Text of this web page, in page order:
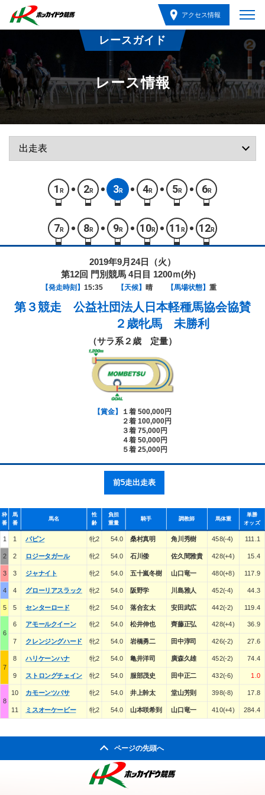
アクセス情報
レースガイド
レース情報
1 R 2R 3R 4R 5R 6R
7 R 8R 9R 10R 11 R 12R
2019年9月24日（火）
第12回 門別競馬 4日目 1200ｍ(外)
【発走時刻】 15:35 【天候】 晴 【馬場状態】 重
第３競走 公益社団法人日本軽種馬協会協賛
２歳牝馬 未勝利
（サラ系２歳 定量）
【賞金】
１着 500,000円
２着 100,000円
３着 75,000円
４着 50,000円
５着 25,000円
前5走出走表
枠
番
馬
番
馬名
性
齢
負担
重量
騎手 調教師 馬体重
単勝
オッズ
1 1 パピン 牝2 54.0 桑村真明 角川秀樹 458(-4) 111.1
2 2 ロジータガール 牝2 54.0 石川倭 佐久間雅貴 428(+4) 15.4
3 3 ジャナイト 牝2 54.0 五十嵐冬樹 山口竜一 480(+8) 117.9
4 4 グローリアスラック 牝2 54.0 阪野学 川島雅人 452(-4) 44.3
5 5 センターロード 牝2 54.0 落合玄太 安田武広 442(-2) 119.4
6
6 アモールクイーン 牝2 54.0 松井伸也 齊藤正弘 428(+4) 36.9
7 クレンジングハード 牝2 54.0 岩橋勇二 田中淳司 426(-2) 27.6
7
8 ハリケーンハナ 牝2 54.0 亀井洋司 廣森久雄 452(-2) 74.4
9 ストロングチェイン 牝2 54.0 服部茂史 田中正二 432(-6) 1.0
8
10 カモーンツバサ 牝2 54.0 井上幹太 堂山芳則 398(-8) 17.8
11 ミスオーケービー 牝2 54.0 山本咲希到 山口竜一 410(+4) 284.4
ページの先頭へ